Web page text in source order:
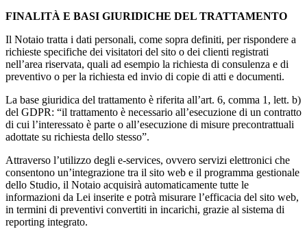
FINALITÀ E BASI GIURIDICHE DEL TRATTAMENTO
Il Notaio tratta i dati personali, come sopra definiti, per rispondere a
richieste specifiche dei visitatori del sito o dei clienti registrati
nell’area riservata, quali ad esempio la richiesta di consulenza e di
preventivo o per la richiesta ed invio di copie di atti e documenti.
La base giuridica del trattamento è riferita all’art. 6, comma 1, lett. b)
del GDPR: “il trattamento è necessario all’esecuzione di un contratto
di cui l’interessato è parte o all’esecuzione di misure precontrattuali
adottate su richiesta dello stesso”.
Attraverso l’utilizzo degli e-services, ovvero servizi elettronici che
consentono un’integrazione tra il sito web e il programma gestionale
dello Studio, il Notaio acquisirà automaticamente tutte le
informazioni da Lei inserite e potrà misurare l’efficacia del sito web,
in termini di preventivi convertiti in incarichi, grazie al sistema di
reporting integrato.